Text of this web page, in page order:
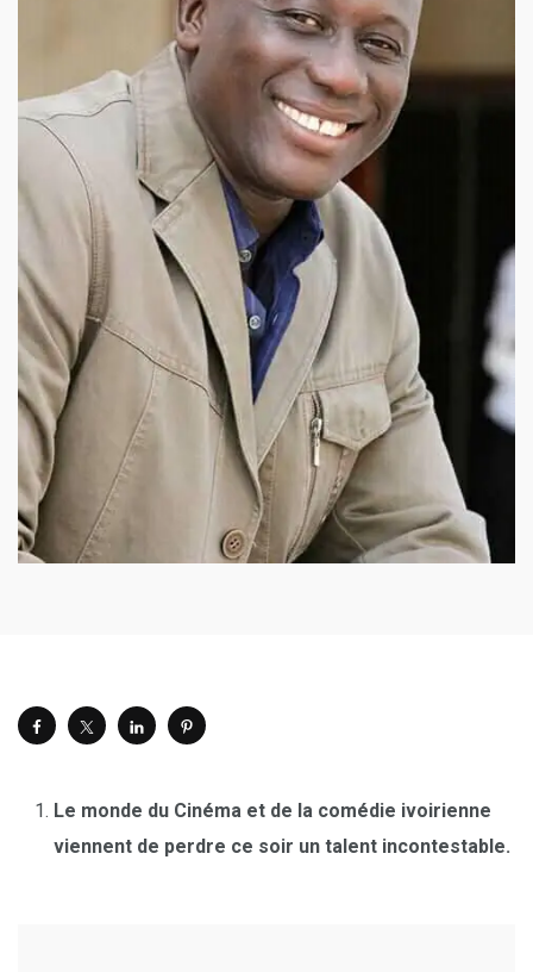
Le monde du Cinéma et de la comédie ivoirienne
viennent de perdre ce soir un talent incontestable.